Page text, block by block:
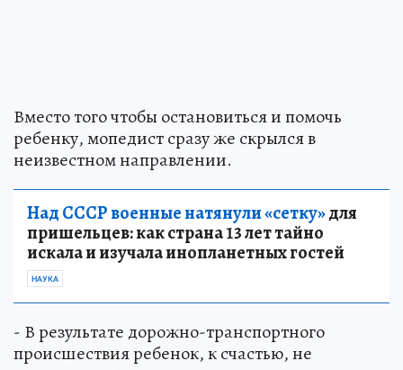
Вместо того чтобы остановиться и помочь
ребенку, мопедист сразу же скрылся в
неизвестном направлении.
Над СССР военные натянули «сетку»для
пришельцев: как страна 13 лет тайно
искала и изучала инопланетных гостей
НАУКА
- В результате дорожно-транспортного
происшествия ребенок, к счастью, не